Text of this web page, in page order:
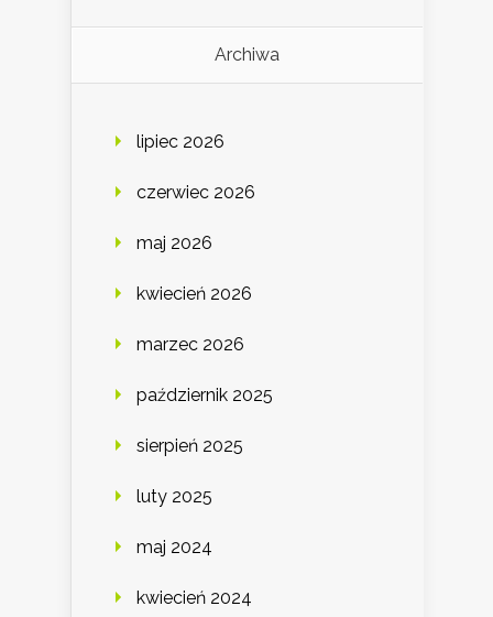
Archiwa
lipiec 2026
czerwiec 2026
maj 2026
kwiecień 2026
marzec 2026
październik 2025
sierpień 2025
luty 2025
maj 2024
kwiecień 2024